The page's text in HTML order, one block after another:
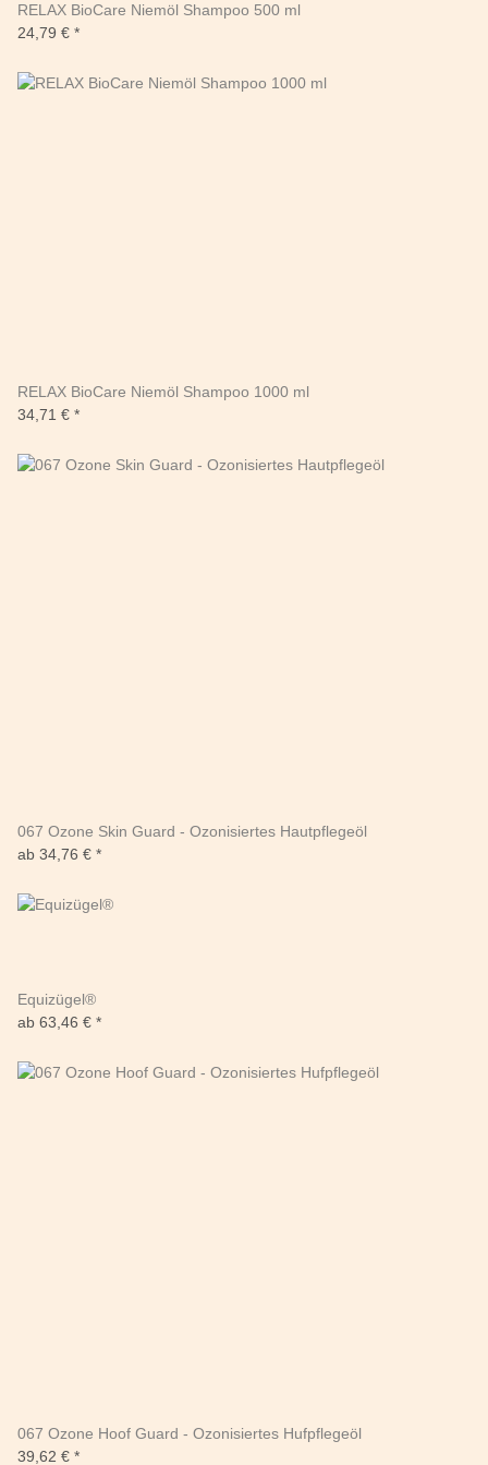
RELAX BioCare Niemöl Shampoo 500 ml
24,79 € *
RELAX BioCare Niemöl Shampoo 1000 ml
34,71 € *
067 Ozone Skin Guard - Ozonisiertes Hautpflegeöl
ab 34,76 € *
Equizügel®
ab 63,46 € *
067 Ozone Hoof Guard - Ozonisiertes Hufpflegeöl
39,62 € *